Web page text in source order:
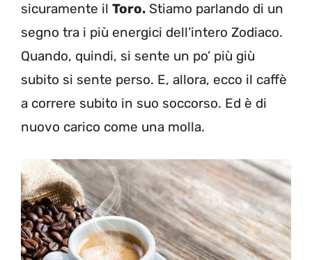
sicuramente il Toro. Stiamo parlando di un
segno tra i più energici dell’intero Zodiaco.
Quando, quindi, si sente un po’ più giù
subito si sente perso. E, allora, ecco il caffè
a correre subito in suo soccorso. Ed è di
nuovo carico come una molla.